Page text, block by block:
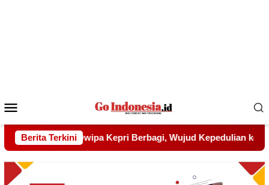
Mobile
Berita Terkini
Kepedulian kepada Pondok Tahfidz Yatim dan Dhuafa Al-